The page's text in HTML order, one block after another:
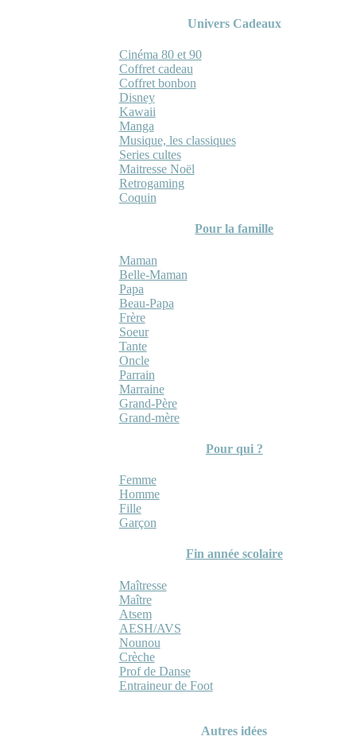
Univers Cadeaux
Cinéma 80 et 90
Coffret cadeau
Coffret bonbon
Disney
Kawaii
Manga
Musique, les classiques
Series cultes
Maitresse Noël
Retrogaming
Coquin
Pour la famille
Maman
Belle-Maman
Papa
Beau-Papa
Frère
Soeur
Tante
Oncle
Parrain
Marraine
Grand-Père
Grand-mère
Pour qui ?
Femme
Homme
Fille
Garçon
Fin année scolaire
Maîtresse
Maître
Atsem
AESH/AVS
Nounou
Crèche
Prof de Danse
Entraineur de Foot
Autres idées